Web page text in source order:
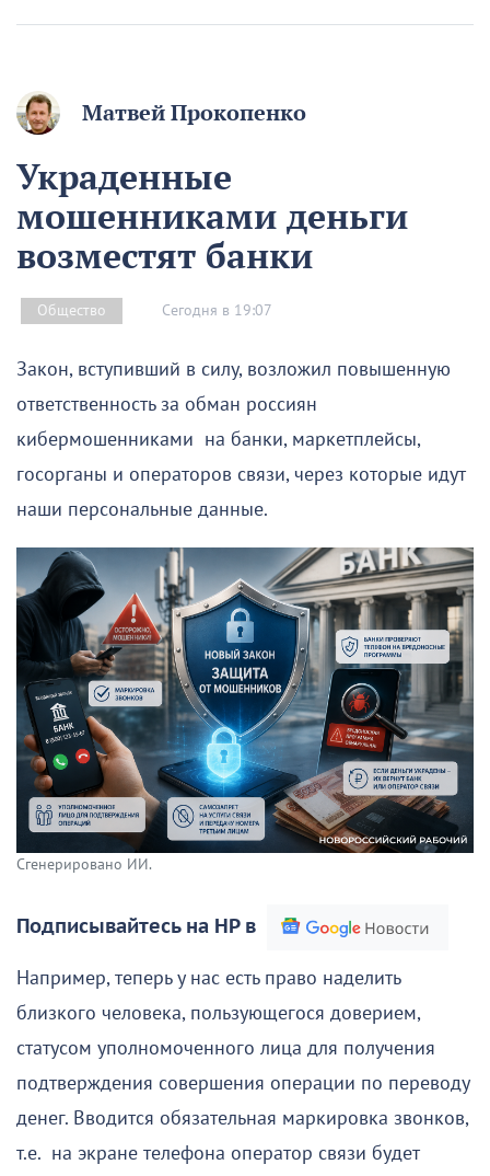
Матвей Прокопенко
Украденные
мошенниками деньги
возместят банки
Общество Сегодня в 19:07
Закон, вступивший в силу, возложил повышенную
ответственность за обман россиян
кибермошенниками на банки, маркетплейсы,
госорганы и операторов связи, через которые идут
наши персональные данные.
Сгенерировано ИИ.
Подписывайтесь на НР в
Например, теперь у нас есть право наделить
близкого человека, пользующегося доверием,
статусом уполномоченного лица для получения
подтверждения совершения операции по переводу
денег. Вводится обязательная маркировка звонков,
т.е. на экране телефона оператор связи будет